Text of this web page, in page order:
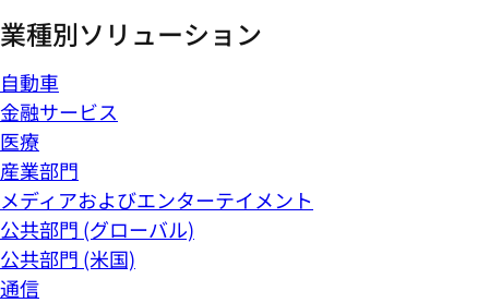
業種別ソリューション
自動車
金融サービス
医療
産業部門
メディアおよびエンターテイメント
公共部門 (グローバル)
公共部門 (米国)
通信